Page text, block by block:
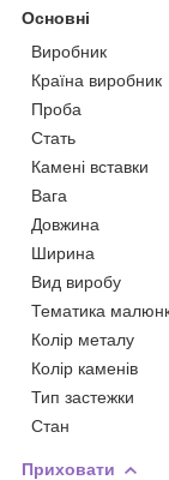
Основні
Виробник
Країна виробник
Проба
Стать
Камені вставки
Вага
Довжина
Ширина
Вид виробу
Тематика
Колір металу
Колір каменів
Тип застежки
Стан
Приховати